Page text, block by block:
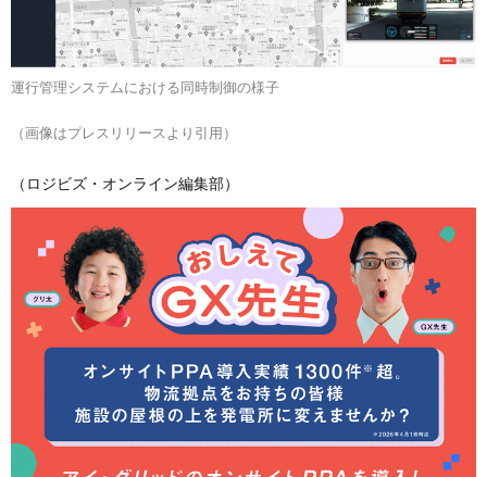
運行管理システムにおける同時制御の様子
（画像はプレスリリースより引用）
（ロジビズ・オンライン編集部）